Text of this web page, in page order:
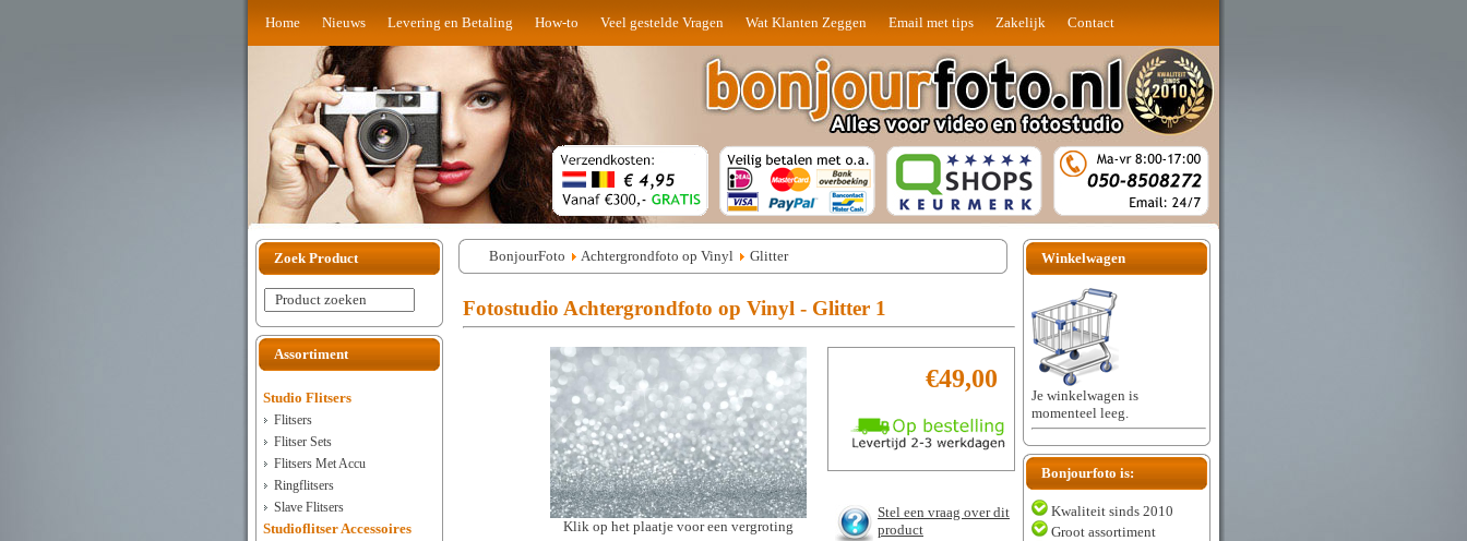
Home Nieuws Levering en Betaling How-to Veel gestelde Vragen Wat Klanten Zeggen Email met tips Zakelijk Contact
Zoek Product
Product zoeken
Assortiment
Studio Flitsers
Flitsers
Flitser Sets
Flitsers Met Accu
Ringflitsers
Slave Flitsers
Studioflitser Accessoires
BonjourFoto Achtergrondfoto op Vinyl Glitter
Fotostudio Achtergrondfoto op Vinyl - Glitter 1
Klik op het plaatje voor een vergroting
€49,00
Stel een vraag over dit
product
Winkelwagen
Je winkelwagen is
momenteel leeg.
Bonjourfoto is:
Kwaliteit sinds 2010
Groot assortiment